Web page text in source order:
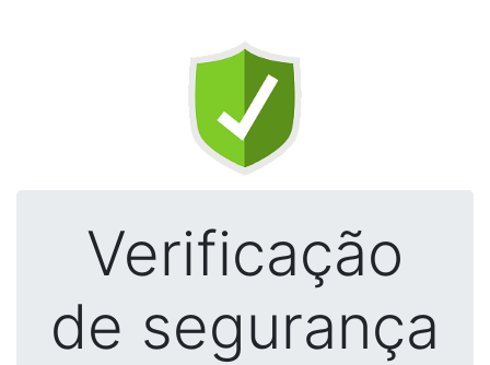
Verificação
de segurança